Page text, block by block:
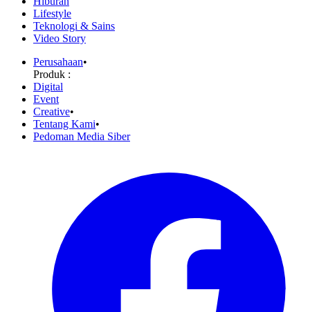
Lifestyle
Teknologi & Sains
Video Story
Perusahaan•
Produk :
Digital
Event
Creative•
Tentang Kami•
Pedoman Media Siber